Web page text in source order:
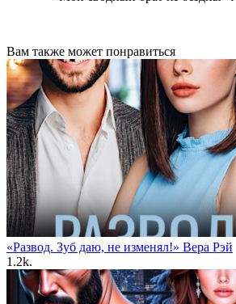
Вам также может понравиться
«Развод. Зуб даю, не изменял!» Вера Рэй
1.2k.